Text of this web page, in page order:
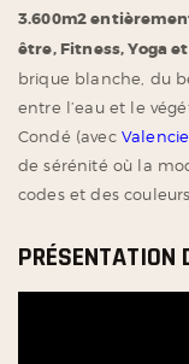
3.600m2
être, Fitness, Yoga
brique blanche, du
entre l’eau et le
Condé (avec
de sérénité où la
codes et des
PRÉSENTATION